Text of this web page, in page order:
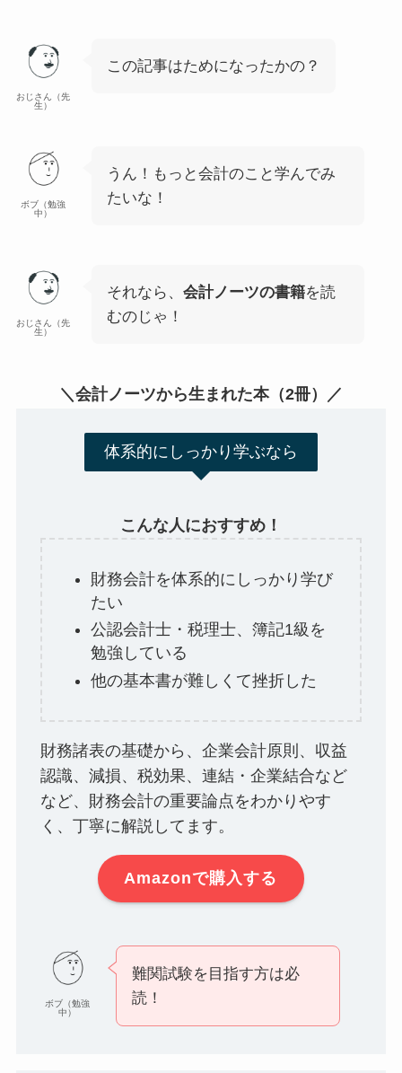
おじさん（先
生）
この記事はためになったかの？
ボブ（勉強
中）
うん！もっと会計のこと学んでみ
たいな！
おじさん（先
生）
それなら、 会計ノーツの書籍を読
むのじゃ！
＼会計ノーツから生まれた本（2冊）／
体系的にしっかり学ぶなら
こんな人におすすめ！
財務会計を体系的にしっかり学び
たい
公認会計士・税理士、簿記1級を
勉強している
他の基本書が難しくて挫折した
財務諸表の基礎から、企業会計原則、収益
認識、減損、税効果、連結・企業結合など
など、財務会計の重要論点をわかりやす
く、丁寧に解説してます。
Amazonで購入する
ボブ（勉強
中）
難関試験を目指す方は必
読！